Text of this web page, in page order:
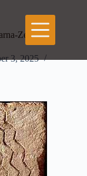
Zeit
3, 2025